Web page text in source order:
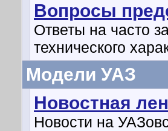
Вопросы
Ответы на часто
технического
Модели УАЗ
Новостная
Новости на